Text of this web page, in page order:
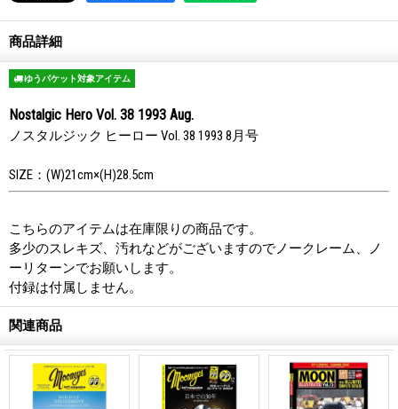
商品詳細
ゆうパケット対象アイテム
Nostalgic Hero Vol. 38 1993 Aug.
ノスタルジック ヒーロー Vol. 38 1993 8月号
SIZE：(W)21cm×(H)28.5cm
こちらのアイテムは在庫限りの商品です。
多少のスレキズ、汚れなどがございますのでノークレーム、ノ
ーリターンでお願いします。
付録は付属しません。
関連商品